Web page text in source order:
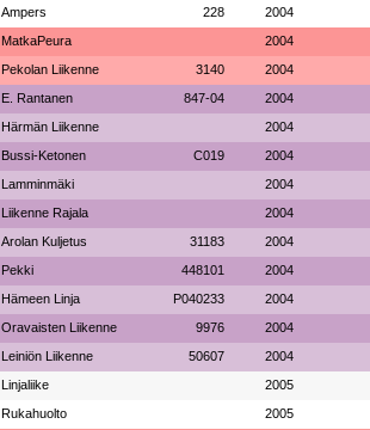
Ampers 228 2004
MatkaPeura 2004
Pekolan Liikenne 3140 2004
E. Rantanen 847-04 2004
Härmän Liikenne 2004
Bussi-Ketonen C019 2004
Lamminmäki 2004
Liikenne Rajala 2004
Arolan Kuljetus 31183 2004
Pekki 448101 2004
Hämeen Linja P040233 2004
Oravaisten Liikenne 9976 2004
Leiniön Liikenne 50607 2004
Linjaliike 2005
Rukahuolto 2005